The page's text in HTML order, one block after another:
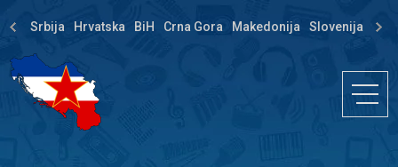
Srbija Hrvatska BiH Crna Gora Makedonija Slovenija